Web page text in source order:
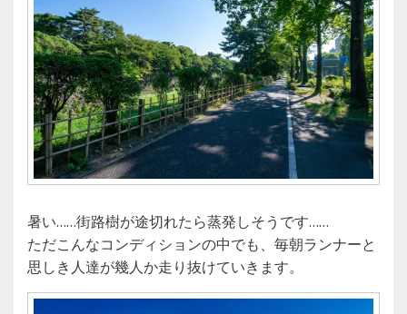
暑い……街路樹が途切れたら蒸発しそうです……
ただこんなコンディションの中でも、毎朝ランナーと
思しき人達が幾人か走り抜けていきます。